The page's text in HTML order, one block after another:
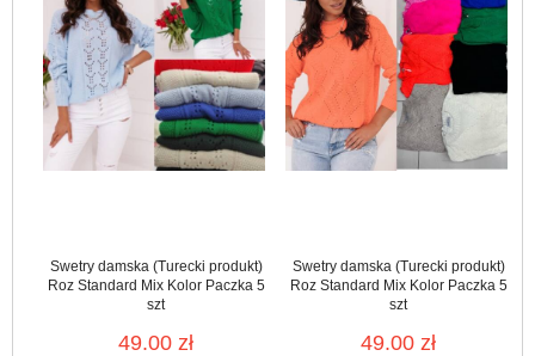
Swetry damska (Turecki produkt)
Roz Standard Mix Kolor Paczka 5
szt
49.00 zł
Swetry damska (Turecki produkt)
Roz Standard Mix Kolor Paczka 5
szt
49.00 zł